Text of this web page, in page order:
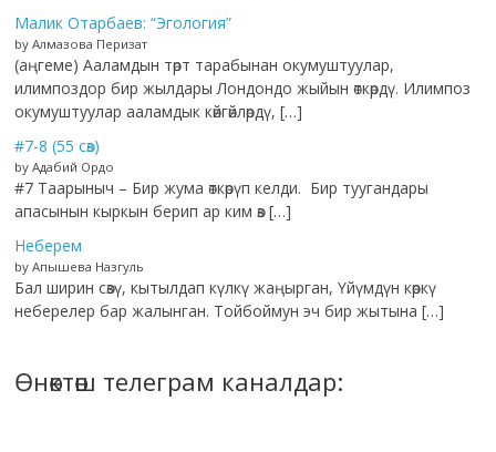
Малик Отарбаев: “Эгология”
by Алмазова Перизат
(аңгеме) Ааламдын төрт тарабынан окумуштуулар,
илимпоздор бир жылдары Лондондо жыйын өткөрдү. Илимпоз
окумуштуулар ааламдык көйгөйлөрдү, […]
#7-8 (55 сөз)
by Адабий Ордо
#7 Таарыныч – Бир жума өткөрүп келди. Бир туугандары
апасынын кыркын берип ар ким өз […]
Неберем
by Апышева Назгуль
Бал ширин сөзү, кытылдап күлкү жаңырган, Үйүмдүн көркү
неберелер бар жалынган. Тойбоймун эч бир жытына […]
Өнөктөш телеграм каналдар: